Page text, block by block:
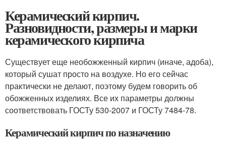
Керамический кирпич.
Разновидности, размеры и марки
керамического кирпича
Существует еще необожженный кирпич (иначе, адоба),
который сушат просто на воздухе. Но его сейчас
практически не делают, поэтому будем говорить об
обожженных изделиях. Все их параметры должны
соответствовать ГОСТу 530-2007 и ГОСТу 7484-78.
Керамический кирпич по назначению